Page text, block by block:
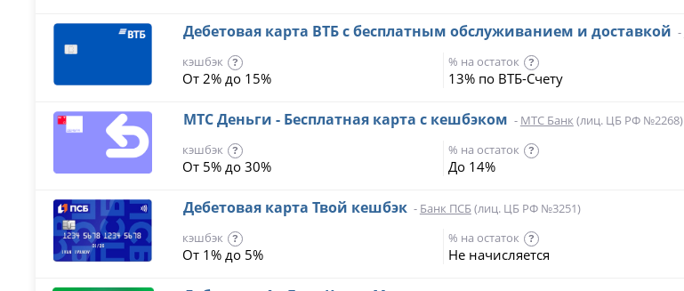
Дебетовая карта ВТБ с бесплатным обслуживанием и доставкой -
кэшбэк
?
От 2% до 15%
% на остаток ?
13% по ВТБ-Счету
МТС Деньги - Бесплатная карта с кешбэком - МТС Банк (лиц. ЦБ РФ №2268)
кэшбэк
?
От 5% до 30%
% на остаток ?
До 14%
Дебетовая карта Твой кешбэк - Банк ПСБ(лиц. ЦБ РФ №3251)
кэшбэк
?
От 1% до 5%
% на остаток ?
Не начисляется